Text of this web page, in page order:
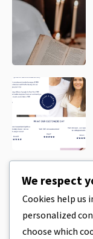
We respect
Cookies help us
personalized
choose which